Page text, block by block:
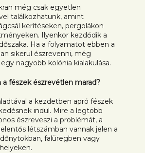
még csak egyetlen
találkozhatunk, amint
kerítéseken, pergolákon
Ilyenkor kezdődik a
Ha a folyamatot ebben a
sikerül észrevenni, még
nagyobb kolónia kialakulása.
a fészek észrevétlen marad?
a kezdetben apró fészek
indul. Mire a legtöbb
észreveszi a problémát, a
létszámban vannak jelen a
falüregben vagy